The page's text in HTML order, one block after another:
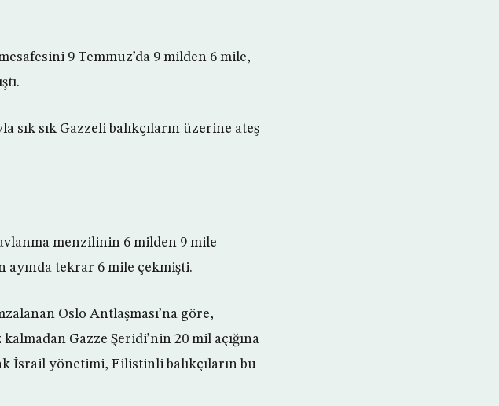
9 Temmuz’da 9 milden 6 mile,
sık sık Gazzeli balıkçıların üzerine ateş
menzilinin 6 milden 9 mile
ayında tekrar 6 mile çekmişti.
Oslo Antlaşması’na göre,
Gazze Şeridi’nin 20 mil açığına
İsrail yönetimi, Filistinli balıkçıların bu